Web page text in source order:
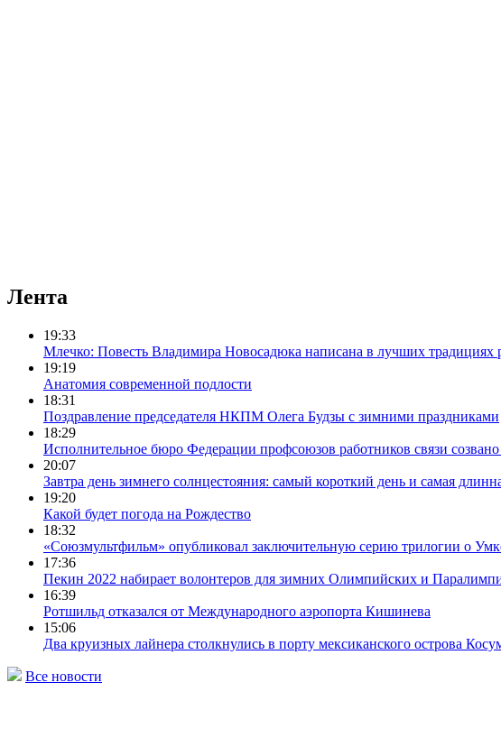
Лента
19:33
Млечко: Повесть Владимира Новосадюка написана в лучших традициях
19:19
Анатомия современной подлости
18:31
Поздравление председателя НКПМ Олега Будзы с зимними праздниками
18:29
Исполнительное бюро Федерации профсоюзов работников связи созвано
20:07
Завтра день зимнего солнцестояния: самый короткий день и самая
19:20
Какой будет погода на Рождество
18:32
«Союзмультфильм» опубликовал заключительную серию трилогии о
17:36
Пекин 2022 набирает волонтеров для зимних Олимпийских и
16:39
Ротшильд отказался от Международного аэропорта Кишинева
15:06
Два круизных лайнера столкнулись в порту мексиканского острова
Все новости